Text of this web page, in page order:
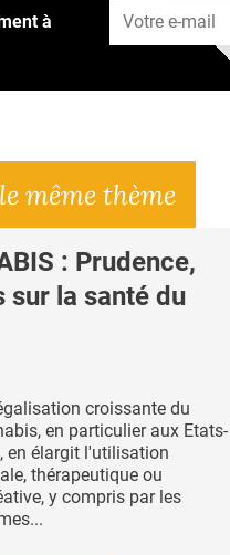
à
même thème
: Prudence,
sur la santé du
croissante du
en particulier aux Etats-
en élargit l'utilisation
thérapeutique ou
y compris par les